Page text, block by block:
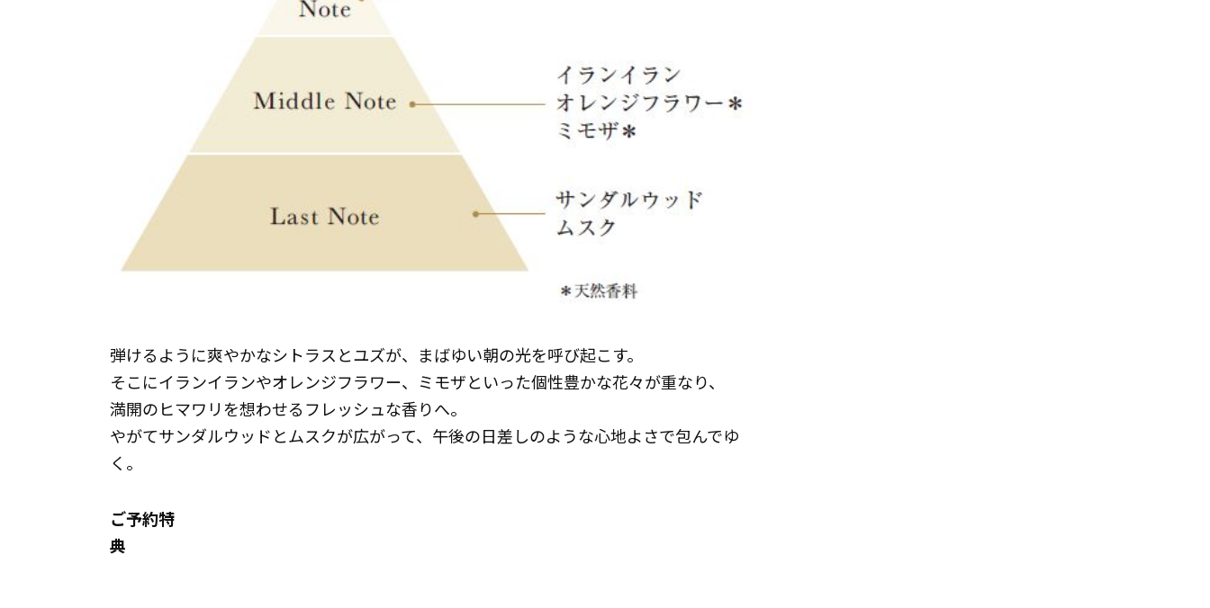
弾けるように爽やかなシトラスとユズが、まばゆい朝の光を呼び起こす。
そこにイランイランやオレンジフラワー、ミモザといった個性豊かな花々が重なり、
満開のヒマワリを想わせるフレッシュな香りへ。
やがてサンダルウッドとムスクが広がって、午後の日差しのような心地よさで包んでゆ
く。
ご予約特
典